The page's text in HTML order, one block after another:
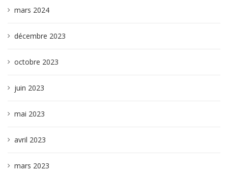
mars 2024
décembre 2023
octobre 2023
juin 2023
mai 2023
avril 2023
mars 2023